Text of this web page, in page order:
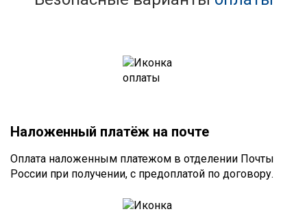
Наложенный платёж на почте
Оплата наложенным платежом в отделении Почты
России при получении, с предоплатой по договору.